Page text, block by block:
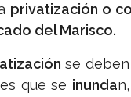
privatización o
del Marisco.
se deben
que se inunda